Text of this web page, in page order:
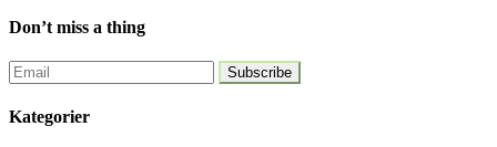
Don’t miss a thing
Kategorier